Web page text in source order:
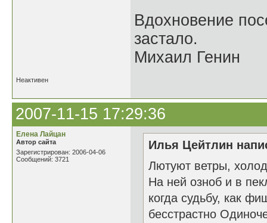
Вдохновение
застало.
Михаил Генин
Неактивен
2007-11-15 17:29:36
Елена Лайцан
Автор сайта
Зарегистрирован: 2006-04-06
Сообщений: 3721
Илья Цейтлин
Лютуют ветры,
На ней озноб и в
когда судьбу, как
бесстрастно